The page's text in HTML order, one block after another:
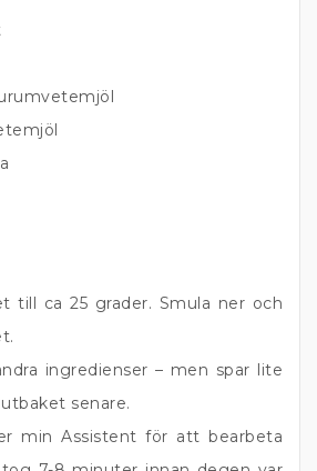
till ca 25 grader. Smula ner och
ingredienser – men spar lite
senare.
min Assistent för att bearbeta